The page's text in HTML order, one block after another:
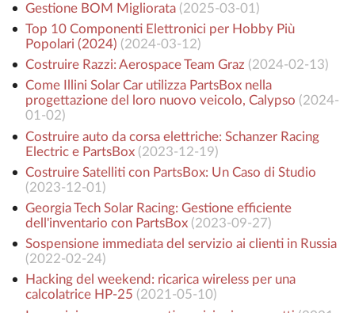
Gestione BOM Migliorata(2025-03-01 )
Top 10 Componenti Elettronici per Hobby Più
Popolari (2024) (2024-03-12)
Costruire Razzi: Aerospace Team Graz (2024-02-13)
Come Illini Solar Car utilizza PartsBox nella
progettazione del loro nuovo veicolo, Calypso (2024-
01-02)
Costruire auto da corsa elettriche: Schanzer Racing
Electric e PartsBox(2023-12-19)
Costruire Satelliti con PartsBox: Un Caso di Studio
(2023-12-01 )
Georgia Tech Solar Racing: Gestione efficiente
dell'inventario con PartsBox(2023-09-27)
Sospensione immediata del servizio ai clienti in Russia
(2022-02-24)
Hacking del weekend: ricarica wireless per una
calcolatrice HP-25 (2021-05-10)